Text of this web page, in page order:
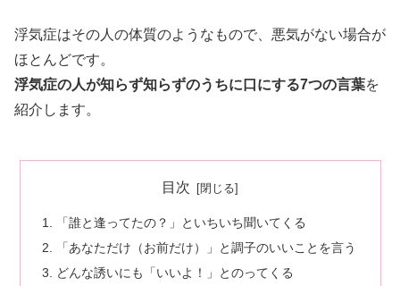
浮気症はその人の体質のようなもので、悪気がない場合が
ほとんどです。
浮気症の人が知らず知らずのうちに口にする7つの言葉を
紹介します。
目次
「誰と逢ってたの？」といちいち聞いてくる
「あなただけ（お前だけ）」と調子のいいことを言う
どんな誘いにも「いいよ！」とのってくる